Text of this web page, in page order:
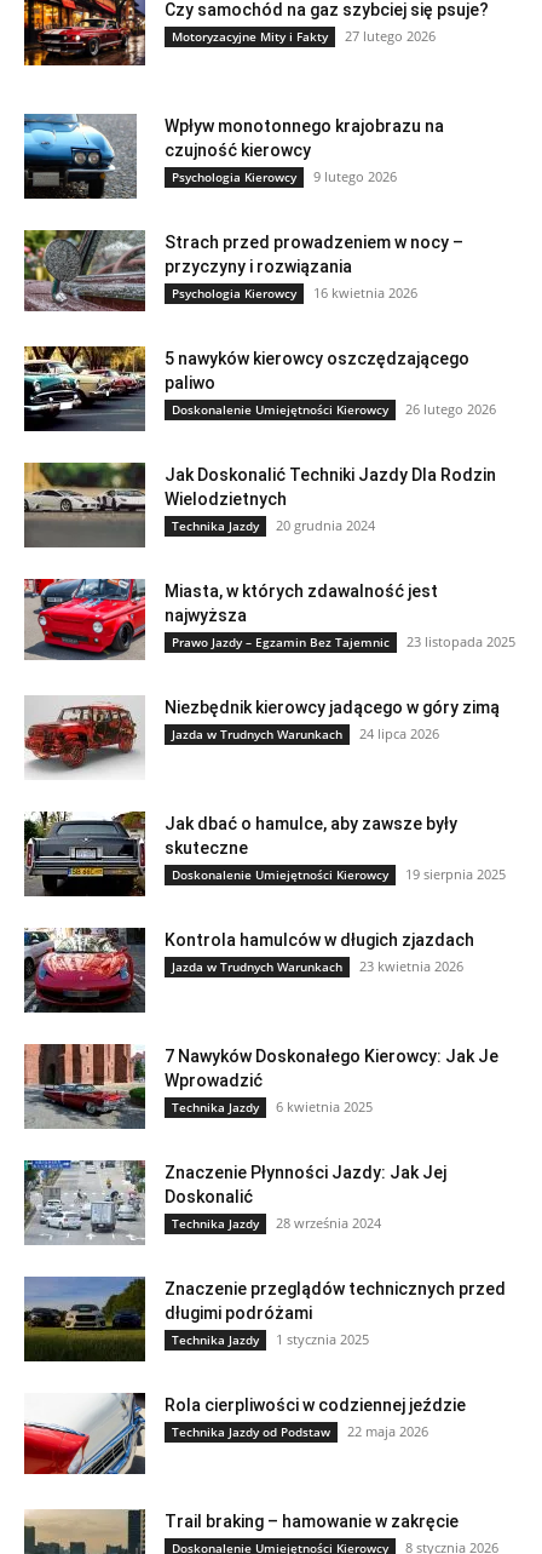
Czy samochód na gaz szybciej się psuje?
Motoryzacyjne Mity i Fakty 27 lutego 2026
Wpływ monotonnego krajobrazu na
czujność kierowcy
Psychologia Kierowcy 9 lutego 2026
Strach przed prowadzeniem w nocy –
przyczyny i rozwiązania
Psychologia Kierowcy 16 kwietnia 2026
5 nawyków kierowcy oszczędzającego
paliwo
Doskonalenie Umiejętności Kierowcy 26 lutego 2026
Jak Doskonalić Techniki Jazdy Dla Rodzin
Wielodzietnych
Technika Jazdy 20 grudnia 2024
Miasta, w których zdawalność jest
najwyższa
Prawo Jazdy – Egzamin Bez Tajemnic 23 listopada 2025
Niezbędnik kierowcy jadącego w góry zimą
Jazda w Trudnych Warunkach 24 lipca 2026
Jak dbać o hamulce, aby zawsze były
skuteczne
Doskonalenie Umiejętności Kierowcy 19 sierpnia 2025
Kontrola hamulców w długich zjazdach
Jazda w Trudnych Warunkach 23 kwietnia 2026
7 Nawyków Doskonałego Kierowcy: Jak Je
Wprowadzić
Technika Jazdy 6 kwietnia 2025
Znaczenie Płynności Jazdy: Jak Jej
Doskonalić
Technika Jazdy 28 września 2024
Znaczenie przeglądów technicznych przed
długimi podróżami
Technika Jazdy 1 stycznia 2025
Rola cierpliwości w codziennej jeździe
Technika Jazdy od Podstaw 22 maja 2026
Trail braking – hamowanie w zakręcie
Doskonalenie Umiejętności Kierowcy 8 stycznia 2026